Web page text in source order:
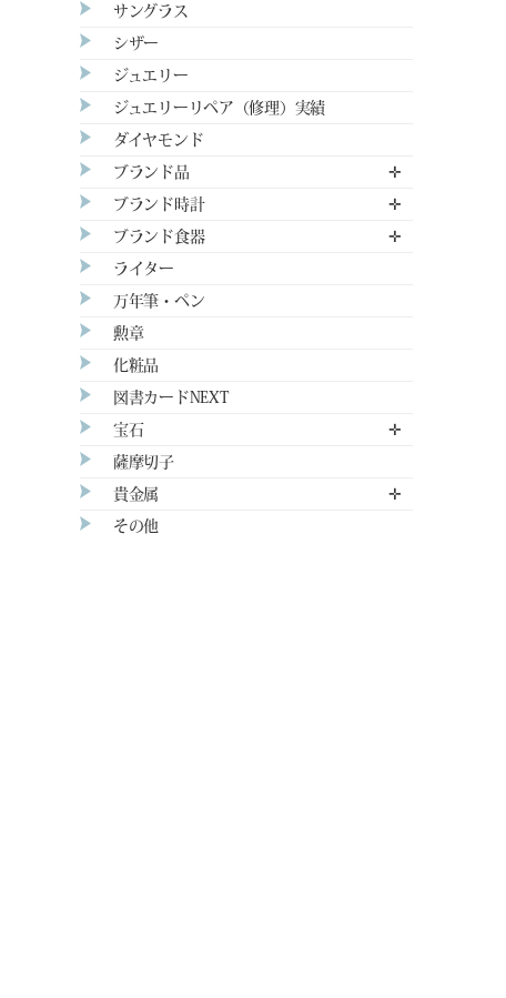
サングラス
シザー
ジュエリー
ジュエリーリペア（修理）実績
ダイヤモンド
ブランド品 ✛
ブランド時計 ✛
ブランド食器 ✛
ライター
万年筆・ペン
勲章
化粧品
図書カードNEXT
宝石 ✛
薩摩切子
貴金属 ✛
その他